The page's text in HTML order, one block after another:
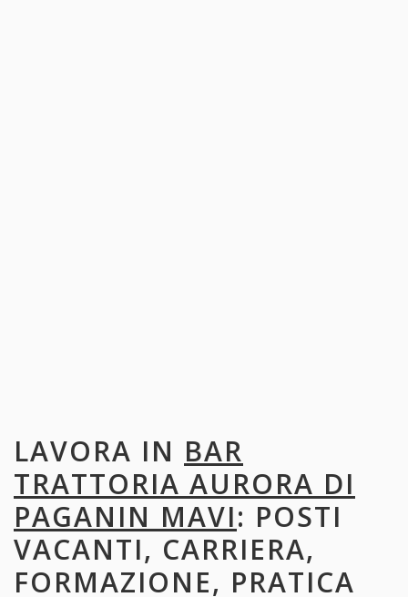
LAVORA IN BAR
TRATTORIA AURORA DI
PAGANIN MAVI: POSTI
VACANTI, CARRIERA,
FORMAZIONE, PRATICA